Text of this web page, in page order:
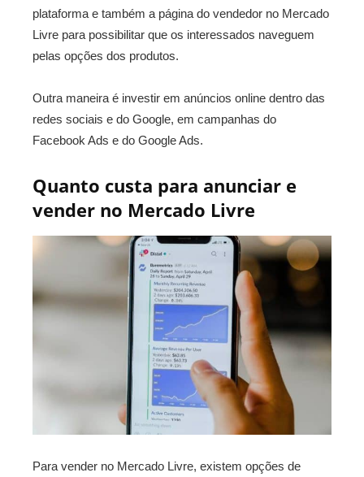
plataforma e também a página do vendedor no Mercado
Livre para possibilitar que os interessados naveguem
pelas opções dos produtos.
Outra maneira é investir em anúncios online dentro das
redes sociais e do Google, em campanhas do
Facebook Ads e do Google Ads.
Quanto custa para anunciar e
vender no Mercado Livre
Para vender no Mercado Livre, existem opções de